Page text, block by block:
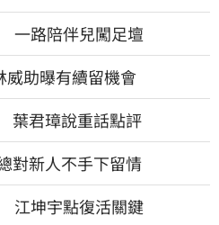
一路陪伴兒闖足壇
助曝有續留機會
葉君璋說重話點評
對新人不手下留情
江坤宇點復活關鍵